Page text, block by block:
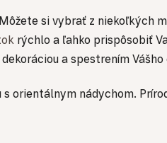
si vybrať z niekoľkých
rýchlo a ľahko prispôsobiť
a spestrením Vášho
orientálnym nádychom.